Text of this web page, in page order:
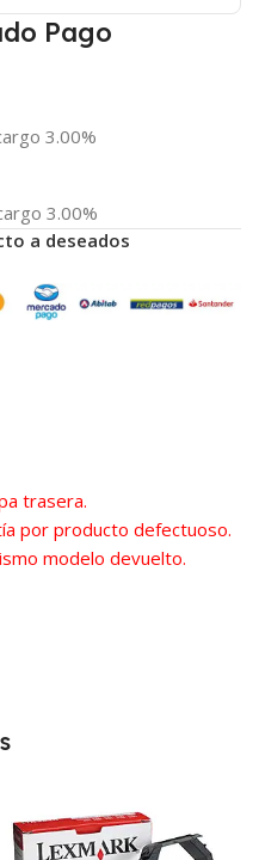
Pago
3.00%
3.00%
a deseados
trasera.
por producto defectuoso.
modelo devuelto.